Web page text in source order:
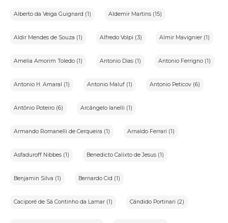
Alberto da Veiga Guignard (1) Aldemir Martins (15)
Aldir Mendes de Souza (1) Alfredo Volpi (3) Almir Mavignier (1)
Amelia Amorim Toledo (1) Antonio Dias (1) Antonio Ferrigno (1)
Antonio H. Amaral (1) Antonio Maluf (1) Antonio Peticov (6)
Antônio Poteiro (6) Arcângelo Ianelli (1)
Armando Romanelli de Cerqueira (1) Arnaldo Ferrari (1)
Asfaduroff Nibbes (1) Benedicto Calixto de Jesus (1)
Benjamin Silva (1) Bernardo Cid (1)
Caciporé de Sá Continho da Lamar (1) Cândido Portinari (2)